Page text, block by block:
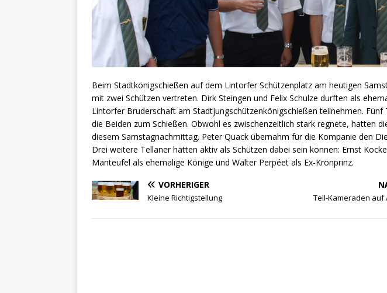
Beim Stadtkönigschießen auf dem Lintorfer Schützenplatz am heutigen
mit zwei Schützen vertreten. Dirk Steingen und Felix Schulze durften als
Lintorfer Bruderschaft am Stadtjungschützenkönigschießen teilnehmen. Fünf
die Beiden zum Schießen. Obwohl es zwischenzeitlich stark regnete, hatten
diesem Samstagnachmittag. Peter Quack übernahm für die Kompanie den
Drei weitere Tellaner hätten aktiv als Schützen dabei sein können: Ernst
Manteufel als ehemalige Könige und Walter Perpéet als Ex-Kronprinz.
VORHERIGER
Kleine Richtigstellung Tell-Kameraden auf